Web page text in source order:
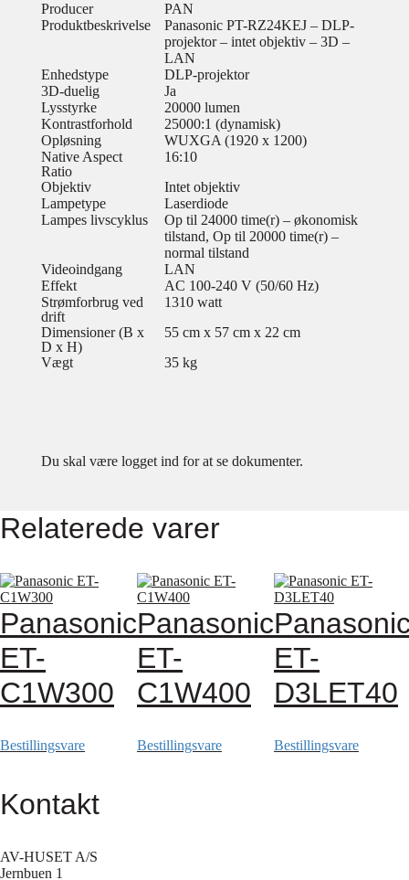
Producer
PAN
Produktbeskrivelse
Panasonic PT-RZ24KEJ – DLP-
projektor – intet objektiv – 3D –
LAN
Enhedstype
DLP-projektor
3D-duelig
Ja
Lysstyrke
20000 lumen
Kontrastforhold
25000:1 (dynamisk)
Opløsning
WUXGA (1920 x 1200)
Native Aspect
Ratio
16:10
Objektiv
Intet objektiv
Lampetype
Laserdiode
Lampes livscyklus
Op til 24000 time(r) – økonomisk
tilstand, Op til 20000 time(r) –
normal tilstand
Videoindgang
LAN
Effekt
AC 100-240 V (50/60 Hz)
Strømforbrug ved
drift
1310 watt
Dimensioner (B x
D x H)
55 cm x 57 cm x 22 cm
Vægt
35 kg
Du skal være logget ind for at se dokumenter.
Relaterede varer
Panasonic
ET-
C1W300
Bestillingsvare
Panasonic
ET-
C1W400
Bestillingsvare
ET-
D3LET40
Bestillingsvare
Kontakt
AV-HUSET A/S
Jernbuen 1